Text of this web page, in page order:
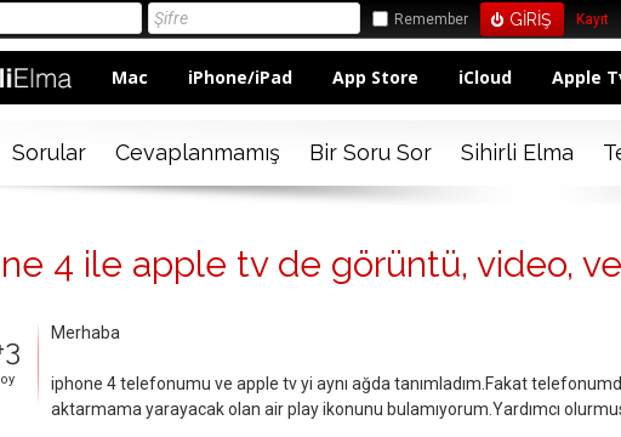
Remember Kayıt
Mac iPhone/iPad App Store iCloud Apple
Sorular Cevaplanmamış Bir Soru Sor Sihirli Elma
4 ile apple tv de görüntü, video,
oy
Merhaba
iphone 4 telefonumu ve apple tv yi aynı ağda tanımladım.Fakat
aktarmama yarayacak olan air play ikonunu bulamıyorum.Yardımcı